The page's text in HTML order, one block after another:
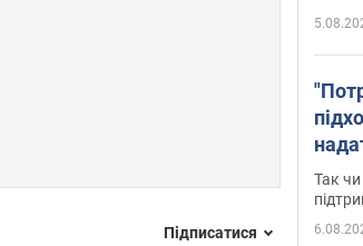
Підписатися
Так чи